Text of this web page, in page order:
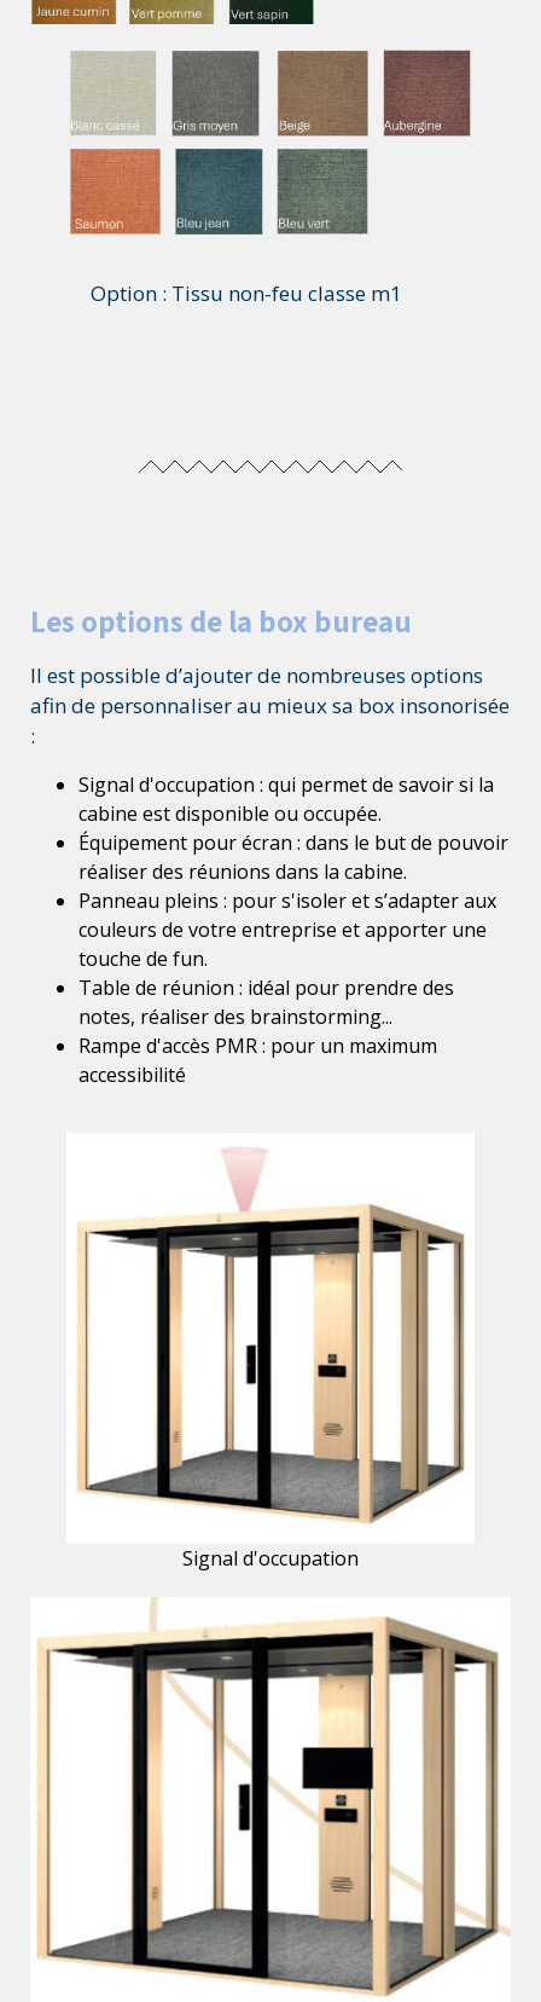
Option : Tissu non-feu classe m1
Les options de la box bureau
Il est possible d’ajouter de nombreuses options
afin de personnaliser au mieux sa box insonorisée
:
Signal d'occupation : qui permet de savoir si la
cabine est disponible ou occupée.
Équipement pour écran : dans le but de pouvoir
réaliser des réunions dans la cabine.
Panneau pleins : pour s'isoler et s’adapter aux
couleurs de votre entreprise et apporter une
touche de fun.
Table de réunion : idéal pour prendre des
notes, réaliser des brainstorming...
Rampe d'accès PMR : pour un maximum
accessibilité
Signal d'occupation